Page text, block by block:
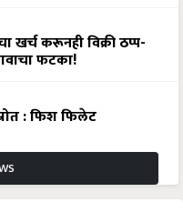
करूनही विक्री ठप्प-
फटका!
: फिश फिलेट